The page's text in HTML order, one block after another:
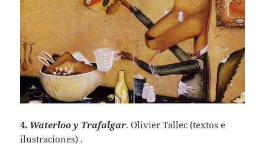
4. Waterloo y Trafalgar. Olivier Tallec (textos e
ilustraciones) .